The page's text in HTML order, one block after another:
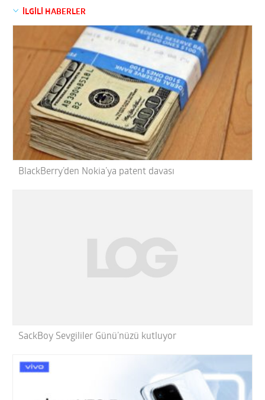
İLGİLİ HABERLER
BlackBerry’den Nokia’ya patent davası
SackBoy Sevgililer Günü’nüzü kutluyor